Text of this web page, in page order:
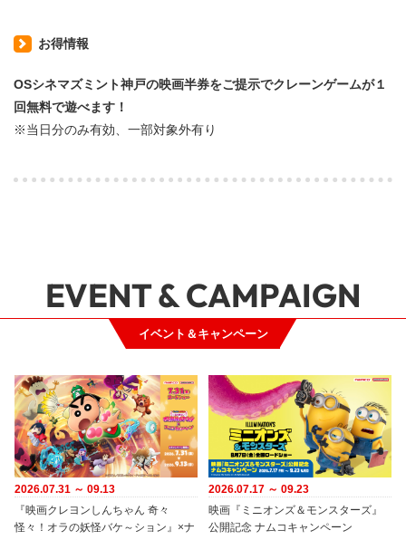
お得情報
OSシネマズミント神戸の映画半券をご提示でクレーンゲームが１
回無料で遊べます！
※当日分のみ有効、一部対象外有り
イベント＆キャンペーン
EVENT & CAMPAIGN
2026.07.31 ～ 09.13
『映画クレヨンしんちゃん 奇々
怪々！オラの妖怪バケ～ション』×ナ
2026.07.17 ～ 09.23
映画『ミニオンズ＆モンスターズ』
公開記念 ナムコキャンペーン